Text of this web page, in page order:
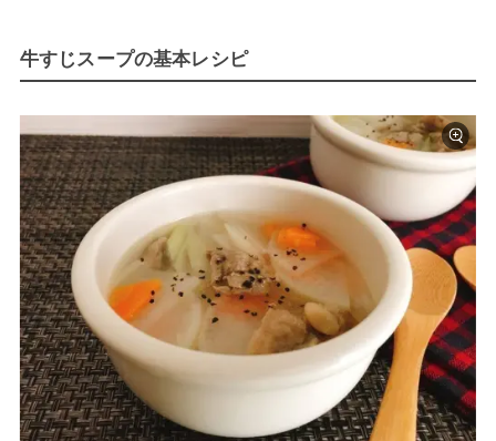
牛すじスープの基本レシピ